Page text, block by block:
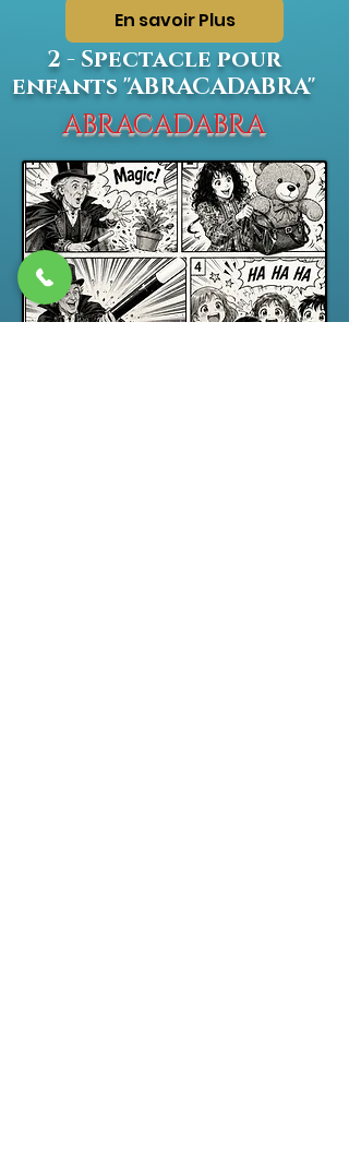
En savoir Plus
2 - Spectacle pour
enfants "ABRACADABRA"
ABRACADABRA